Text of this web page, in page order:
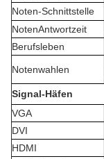
Noten-Schnittstelle
NotenAntwortzeit
Berufsleben
Notenwahlen
Signal-Häfen
VGA
DVI
HDMI